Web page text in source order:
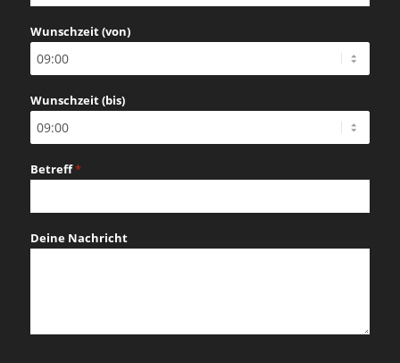
TT
Schrägstrich
Wunschzeit (von)
Wunschzeit (bis)
Betreff*
Deine Nachricht